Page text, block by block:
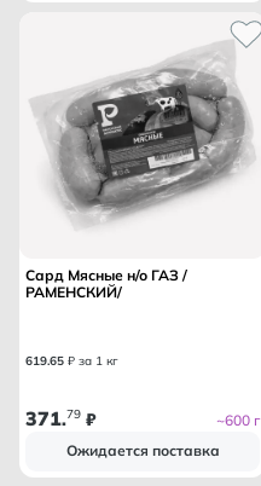
Сард Мясные н/о ГАЗ /
РАМЕНСКИЙ/
619.65 ₽ за 1 кг
371.79 ₽
~600 г
Ожидается поставка